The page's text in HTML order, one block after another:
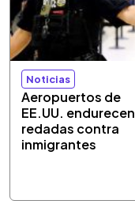
Noticias
Aeropuertos de
EE.UU. endurecen
redadas contra
inmigrantes